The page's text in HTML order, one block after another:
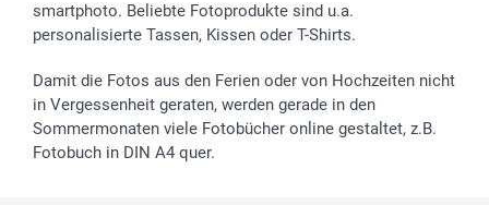
smartphoto. Beliebte Fotoprodukte sind u.a.
personalisierte Tassen, Kissen oder T-Shirts.
Damit die Fotos aus den Ferien oder von Hochzeiten nicht
in Vergessenheit geraten, werden gerade in den
Sommermonaten viele Fotobücher online gestaltet, z.B.
Fotobuch in DIN A4 quer.